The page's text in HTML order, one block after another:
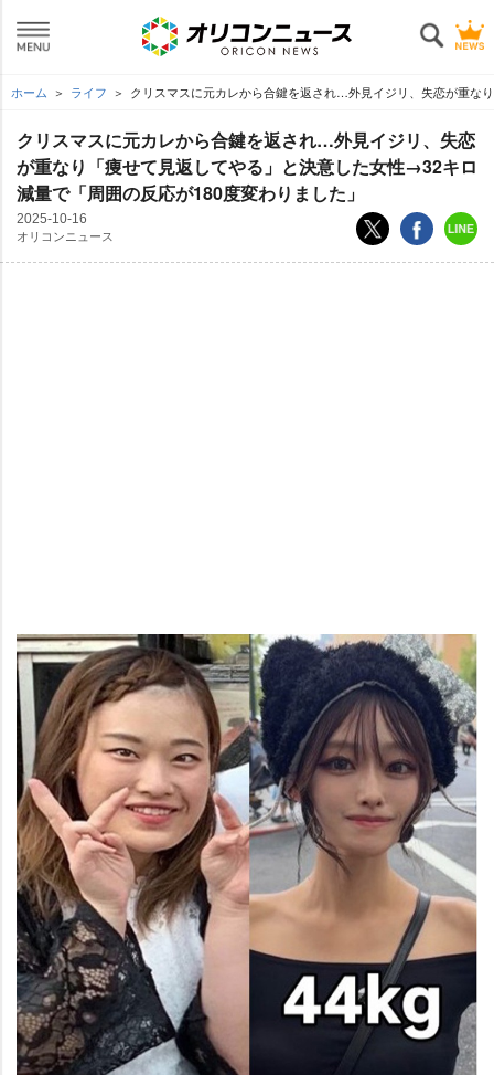
ホーム ライフ クリスマスに元カレから合鍵を返され…外見イジリ、失恋が重な
クリスマスに元カレから合鍵を返され…外見イジリ、失恋
が重なり「痩せて見返してやる」と決意した女性→32キロ
減量で「周囲の反応が180度変わりました」
2025-10-16
オリコンニュース